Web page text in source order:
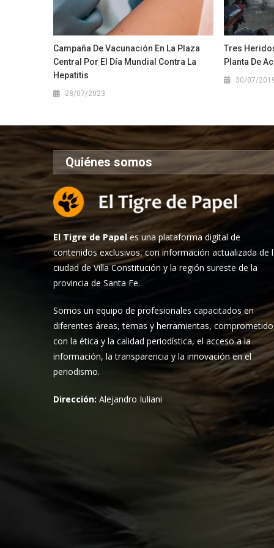
Campaña De Vacunación En La Plaza
Central Por El Día Mundial Contra La
Hepatitis
28/07/2023
Tres
Planta De
30/07/
Quiénes somos
El Tigre de Papel es una plataforma digital de
contenidos exclusivos, con información actualizada de
ciudad de Villa Constitución y la región sureste de la
provincia de Santa Fe.
Somos un equipo de profesionales capacitados en
diferentes áreas, temas y herramientas,
con la ética y la calidad periodística, el acceso a la
información, la transparencia y la innovación en el
periodismo.
Dirección:Alejandro Iuliani